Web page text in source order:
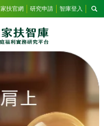
家扶官網 研究申請 智庫登入